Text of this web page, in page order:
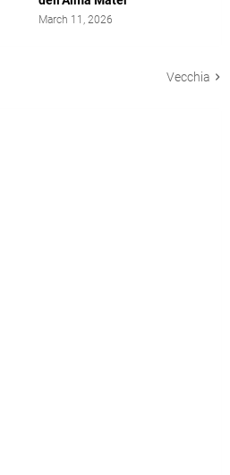
March 11, 2026
Vecchia